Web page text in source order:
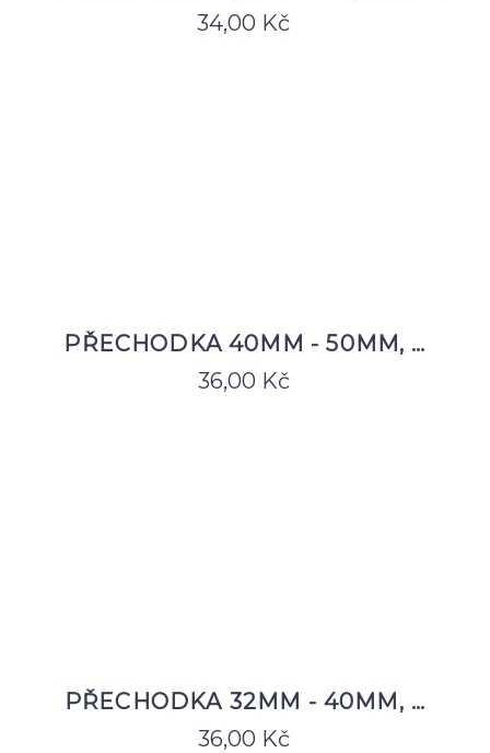
34,00 Kč
PŘECHODKA 40MM - 50MM, …
36,00 Kč
PŘECHODKA 32MM - 40MM, …
36,00 Kč